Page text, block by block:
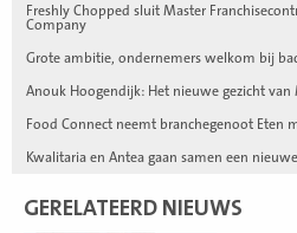
Freshly Chopped sluit Master
Company
Grote ambitie, ondernemers welkom bij
Anouk Hoogendijk: Het nieuwe gezicht van
Food Connect neemt branchegenoot Eten
Kwalitaria en Antea gaan samen een
GERELATEERD NIEUWS